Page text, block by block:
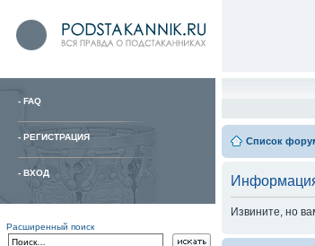
- FAQ
- РЕГИСТРАЦИЯ
- ВХОД
Расширенный поиск
Список
Извините, но